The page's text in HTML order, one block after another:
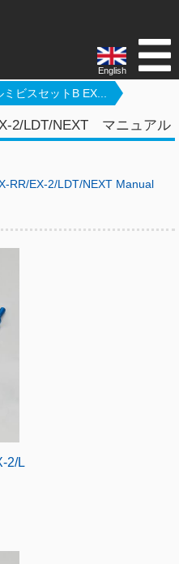
English
ミビスセットB EX...
2/LDT/NEXT マニュアル
RR/EX-2/LDT/NEXT Manual
2/L